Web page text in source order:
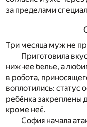
за пределами
Три месяца муж не
Приготовила
нижнее бельё, а
в робота,
воплотились: статус
ребёнка закреплены
кроме неё.
София начала